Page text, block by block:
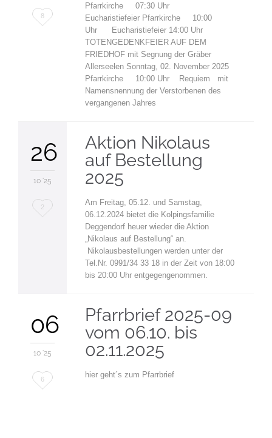
Love
8
Pfarrkirche 07:30 Uhr
Eucharistiefeier Pfarrkirche 10:00
Uhr Eucharistiefeier 14:00 Uhr
TOTENGEDENKFEIER AUF DEM
FRIEDHOF mit Segnung der Gräber
Allerseelen Sonntag, 02. November 2025
Pfarrkirche 10:00 Uhr Requiem mit
Namensnennung der Verstorbenen des
vergangenen Jahres
26
10 '25
Love
2
Aktion Nikolaus
auf Bestellung
2025
Am Freitag, 05.12. und Samstag,
06.12.2024 bietet die Kolpingsfamilie
Deggendorf heuer wieder die Aktion
„Nikolaus auf Bestellung“ an.
Nikolausbestellungen werden unter der
Tel.Nr. 0991/34 33 18 in der Zeit von 18:00
bis 20:00 Uhr entgegengenommen.
06
10 '25
Love
6
Pfarrbrief 2025-09
vom 06.10. bis
02.11.2025
hier geht´s zum Pfarrbrief